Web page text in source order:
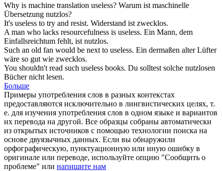
Why is machine translation useless? Warum ist maschinelle
Übersetzung nutzlos?
It's useless to try and resist. Widerstand ist zwecklos.
A man who lacks resourcefulness is useless. Ein Mann, dem
Einfallsreichtum fehlt, ist nutzlos.
Such an old fan would be next to useless. Ein dermaßen alter Lüfter
wäre so gut wie zwecklos.
You shouldn't read such useless books. Du solltest solche nutzlosen
Bücher nicht lesen.
Больше
Примеры употребления слов в разных контекстах
предоставляются исключительно в лингвистических целях, т.
е. для изучения употребления слов в одном языке и вариантов
их перевода на другой. Все образцы собраны автоматически
из открытых источников с помощью технологии поиска на
основе двуязычных данных. Если вы обнаружили
орфографическую, пунктуационную или иную ошибку в
оригинале или переводе, используйте опцию "Сообщить о
проблеме" или напишите нам